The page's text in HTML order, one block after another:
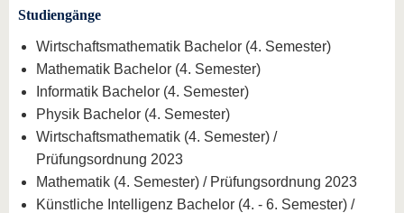
Studiengänge
Wirtschaftsmathematik Bachelor (4. Semester)
Mathematik Bachelor (4. Semester)
Informatik Bachelor (4. Semester)
Physik Bachelor (4. Semester)
Wirtschaftsmathematik (4. Semester) /
Prüfungsordnung 2023
Mathematik (4. Semester) / Prüfungsordnung 2023
Künstliche Intelligenz Bachelor (4. - 6. Semester) /